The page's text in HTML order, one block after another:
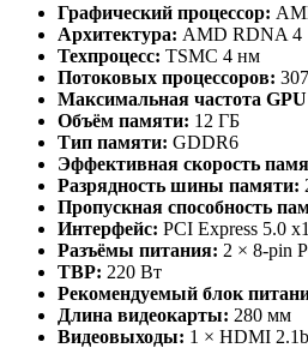
Графический процессор:
Архитектура: AMD RDNA 4
Техпроцесс: TSMC 4 нм
Потоковых процессоров:
Максимальная частота
Объём памяти: 12 ГБ
Тип памяти: GDDR6
Эффективная скорость
Разрядность шины памяти:
Пропускная способность
Интерфейс: PCI Express 5.0
Разъёмы питания: 2 × 8-pin
TBP: 220 Вт
Рекомендуемый блок
Длина видеокарты: 280 мм
Видеовыходы: 1 × HDMI